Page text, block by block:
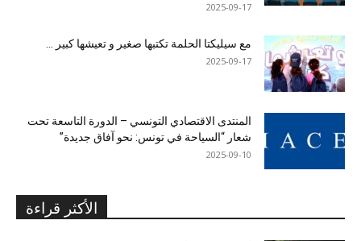
2025-09-17
مع سيليكتا الحلمة تكتبها صغير و تعيشها كبير …
2025-09-17
المنتدى الاقتصادي التونسي – الدورة التاسعة تحت
شعار “السياحة في تونس: نحو آفاق جديدة”
2025-09-10
الأكثر قراءة